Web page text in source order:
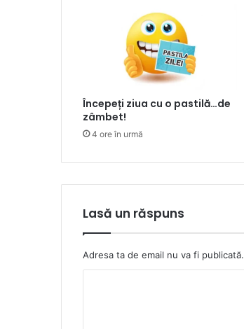
Începeți ziua cu o pastilă…de
zâmbet!
4 ore în urmă
Lasă un răspuns
Adresa ta de email nu va fi publicată.